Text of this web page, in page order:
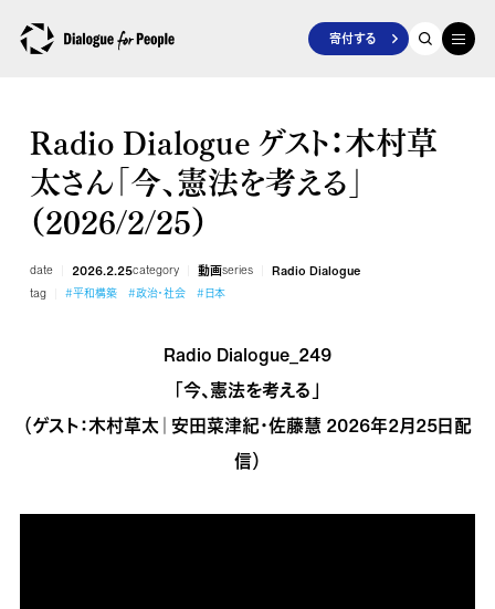
寄付する
Radio Dialogue ゲスト：木村草
太さん「今、憲法を考える」
（2026/2/25）
date 2026.2.25category 動画series Radio Dialogue
tag #平和構築 #政治・社会 #日本
Radio Dialogue_249
「今、憲法を考える」
（ゲスト：木村草太｜安田菜津紀・佐藤慧 2026年2月25日配
信）